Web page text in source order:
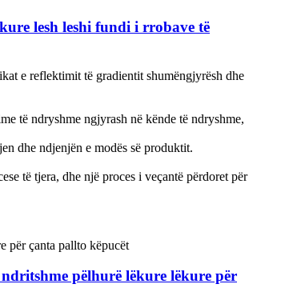
lesh leshi fundi i rrobave të
e reflektimit të gradientit shumëngjyrësh dhe
të ndryshme ngjyrash në kënde të ndryshme,
dhe ndjenjën e modës së produktit.
të tjera, dhe një proces i veçantë përdoret për
pëlhurë lëkure lëkure për